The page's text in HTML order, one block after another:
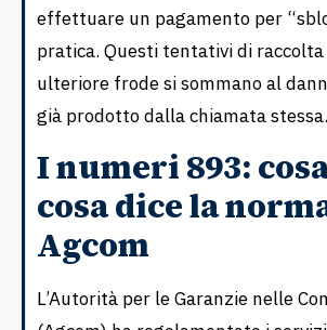
effettuare un pagamento per
pratica. Questi tentativi di
ulteriore frode si sommano al
già prodotto dalla chiamata stessa.
I numeri 893:
cosa dice la
Agcom
L’Autorità per le Garanzie nelle